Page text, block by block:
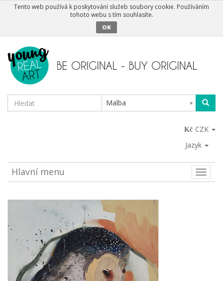
Tento web používá k poskytování služeb soubory cookie. Používáním
tohoto webu s tím souhlasíte.
OK
Malba
CZK
Jazyk
Toggle
Hlavní menu